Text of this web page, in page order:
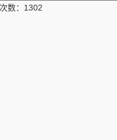
数： 1302